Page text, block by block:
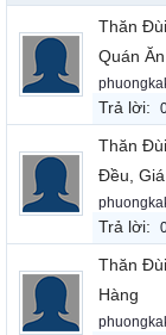
Thăn
Quán Ăn
Trả lời:
Thăn
Đều,
Trả lời:
Thăn
Hàng